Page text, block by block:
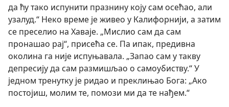
да ћу тако испунити празнину коју сам осећао, али
узалуд.“ Неко време је живео у Калифорнији, а затим
се преселио на Хаваје. „Мислио сам да сам
пронашао рај“, присећа се. Па ипак, предивна
околина га није испуњавала. „Запао сам у такву
депресију да сам размишљао о самоубиству.“ У
једном тренутку је ридао и преклињао Бога: „Ако
постојиш, молим те, помози ми да те нађем.“